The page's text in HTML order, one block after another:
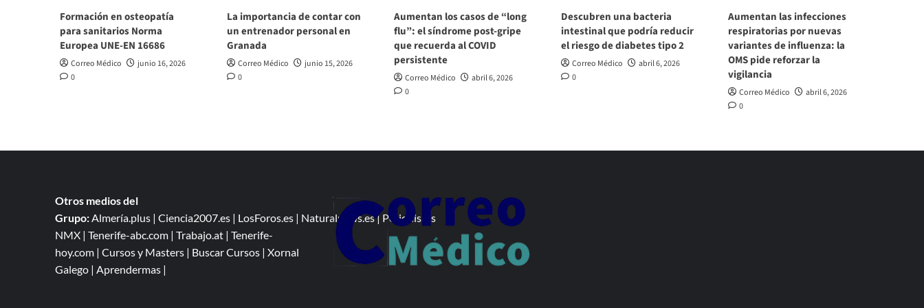
Formación en osteopatía
para sanitarios Norma
Europea UNE-EN 16686
Correo Médico
junio 16, 2026
0
La importancia de contar con
un entrenador personal en
Granada
Correo Médico
junio 15, 2026
0
Aumentan los casos de “long
flu”: el síndrome post‑gripe
que recuerda al COVID
persistente
Correo Médico
abril 6, 2026
0
Descubren una bacteria
intestinal que podría reducir
el riesgo de diabetes tipo 2
Correo Médico
abril 6, 2026
0
Aumentan las infecciones
respiratorias por nuevas
variantes de influenza: la
OMS pide reforzar la
vigilancia
Correo Médico
abril 6, 2026
0
Otros medios del
Grupo:Almería.plus| Ciencia2007.es| LosForos.es| Naturalnews.es|Periodistas
NMX| Tenerife-abc.com| Trabajo.at| Tenerife-
hoy.com| Cursos y Masters| Buscar Cursos| Xornal
Galego| Aprendermas|